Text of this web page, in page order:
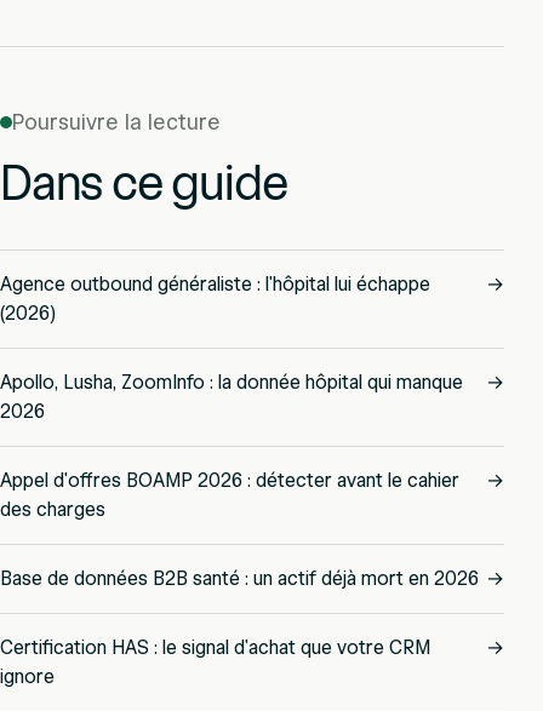
Poursuivre la lecture
Dans ce guide
Agence outbound généraliste : l'hôpital lui échappe
(2026)
→
Apollo, Lusha, ZoomInfo : la donnée hôpital qui manque
2026
→
Appel d'offres BOAMP 2026 : détecter avant le cahier
des charges
→
Base de données B2B santé : un actif déjà mort en 2026 →
Certification HAS : le signal d'achat que votre CRM
ignore
→